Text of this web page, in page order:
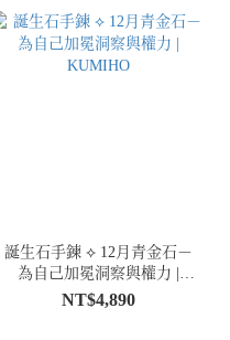
誕生石手鍊 ⟡ 12月青金石－
為自己加冕洞察與權力 |
KUMIHO
NT$4,890